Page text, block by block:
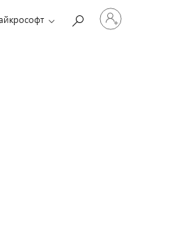
Войдите
учетную